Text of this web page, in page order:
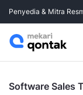
Penyedia & Mitra
Software Sales